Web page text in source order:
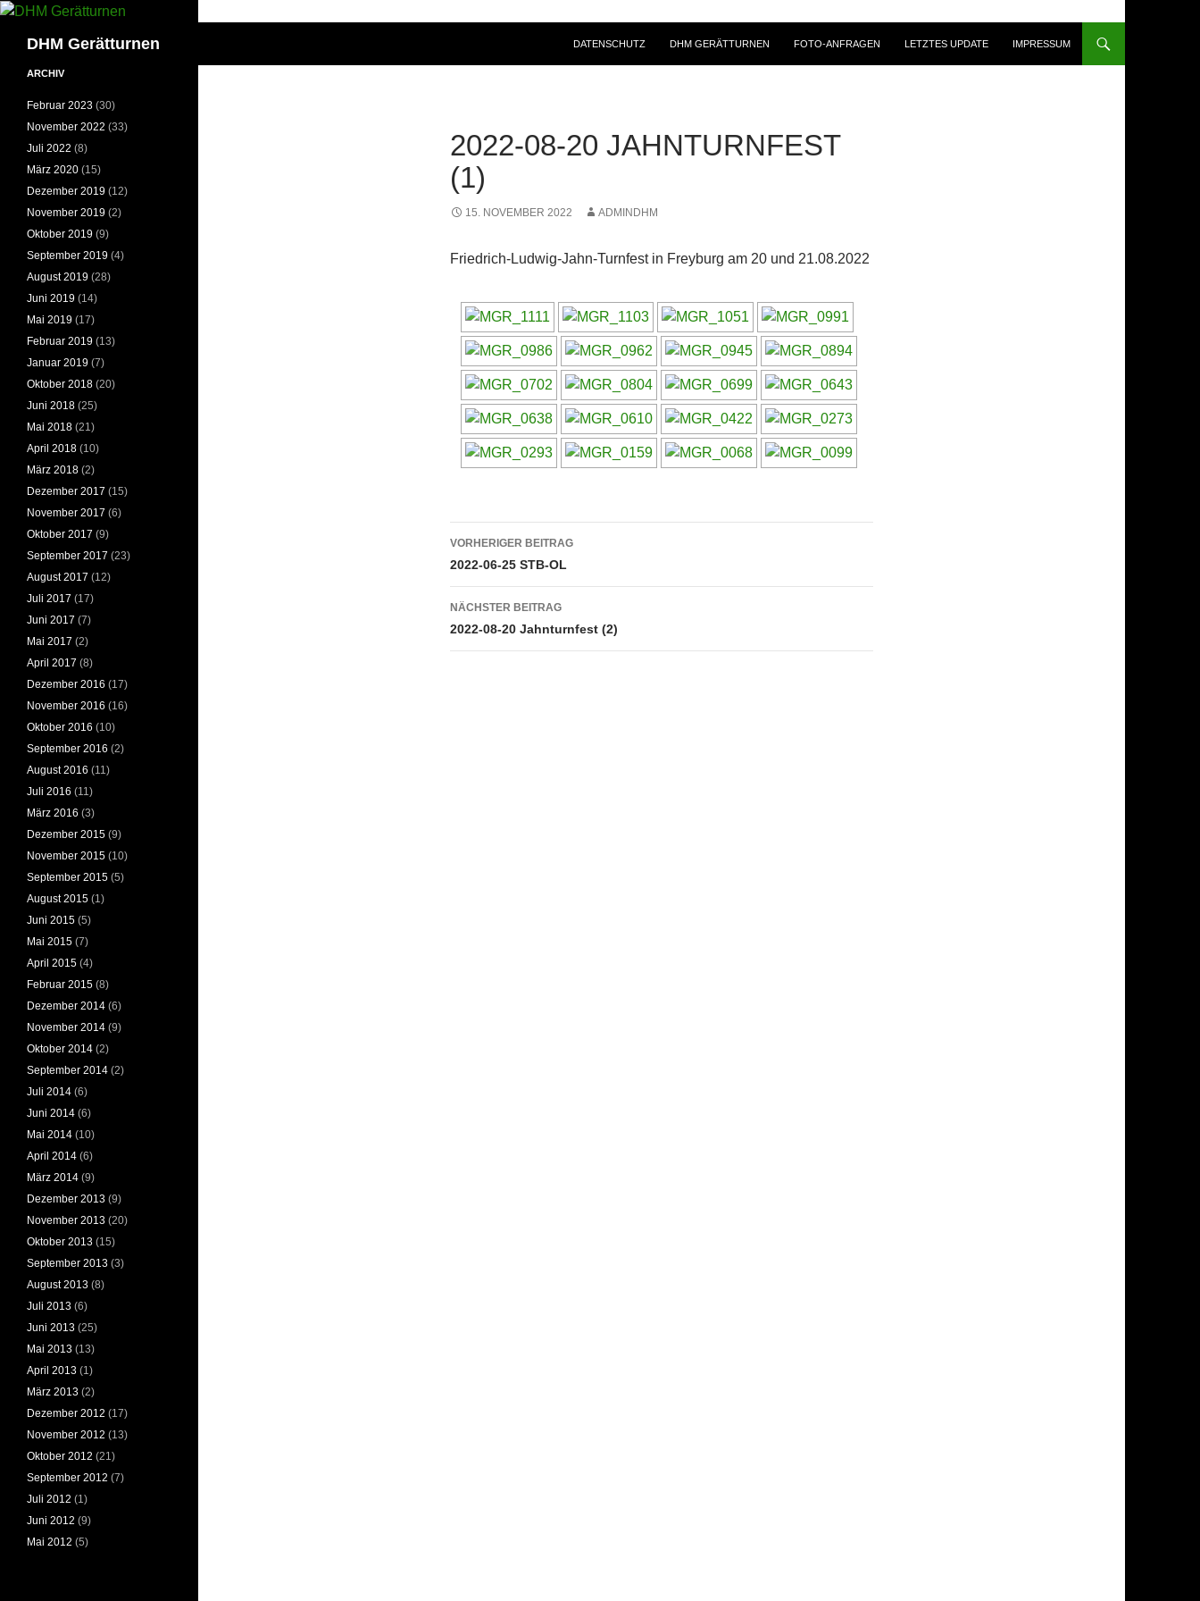
Zum
springenDHM Gerätturnen DATENSCHUTZ DHM GERÄTTURNEN FOTO-ANFRAGEN LETZTES UPDATE IMPRESSUM
2022-08-20 JAHNTURNFEST
(1)
15. NOVEMBER 2022 ADMINDHM
Friedrich-Ludwig-Jahn-Turnfest in Freyburg am 20 und 21.08.2022
Beitragsnavigation
VORHERIGER BEITRAG
2022-06-25 STB-OL
NÄCHSTER BEITRAG
2022-08-20 Jahnturnfest (2)
ARCHIV
Februar 2023 (30)
November 2022 (33)
Juli 2022 (8)
März 2020 (15)
Dezember 2019 (12)
November 2019 (2)
Oktober 2019 (9)
September 2019 (4)
August 2019 (28)
Juni 2019 (14)
Mai 2019 (17)
Februar 2019 (13)
Januar 2019 (7)
Oktober 2018 (20)
Juni 2018 (25)
Mai 2018 (21)
April 2018 (10)
März 2018 (2)
Dezember 2017 (15)
November 2017 (6)
Oktober 2017 (9)
September 2017 (23)
August 2017 (12)
Juli 2017 (17)
Juni 2017 (7)
Mai 2017 (2)
April 2017 (8)
Dezember 2016 (17)
November 2016 (16)
Oktober 2016 (10)
September 2016 (2)
August 2016 (11)
Juli 2016 (11)
März 2016 (3)
Dezember 2015 (9)
November 2015 (10)
September 2015 (5)
August 2015 (1)
Juni 2015 (5)
Mai 2015 (7)
April 2015 (4)
Februar 2015 (8)
Dezember 2014 (6)
November 2014 (9)
Oktober 2014 (2)
September 2014 (2)
Juli 2014 (6)
Juni 2014 (6)
Mai 2014 (10)
April 2014 (6)
März 2014 (9)
Dezember 2013 (9)
November 2013 (20)
Oktober 2013 (15)
September 2013 (3)
August 2013 (8)
Juli 2013 (6)
Juni 2013 (25)
Mai 2013 (13)
April 2013 (1)
März 2013 (2)
Dezember 2012 (17)
November 2012 (13)
Oktober 2012 (21)
September 2012 (7)
Juli 2012 (1)
Juni 2012 (9)
Mai 2012 (5)